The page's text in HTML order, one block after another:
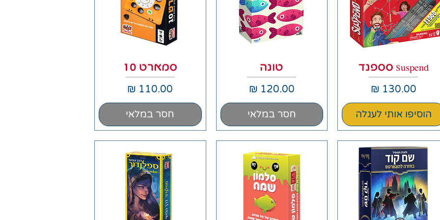
תצוגה מהירה
Suspend סספנד
מחיר
הוסיפו אותי לעגלה
תצוגה מהירה
טונה
מחיר
חסר במלאי
תצוגה מהירה
סמארט 10
מחיר
חסר במלאי